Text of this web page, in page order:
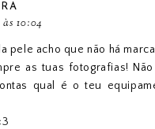
10:04
pele acho que não há
as tuas fotografias!
qual é o teu